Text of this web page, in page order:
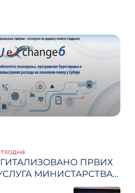
ПРВИХ
МИНИСТАРСТВА
ЖИВОТНЕ